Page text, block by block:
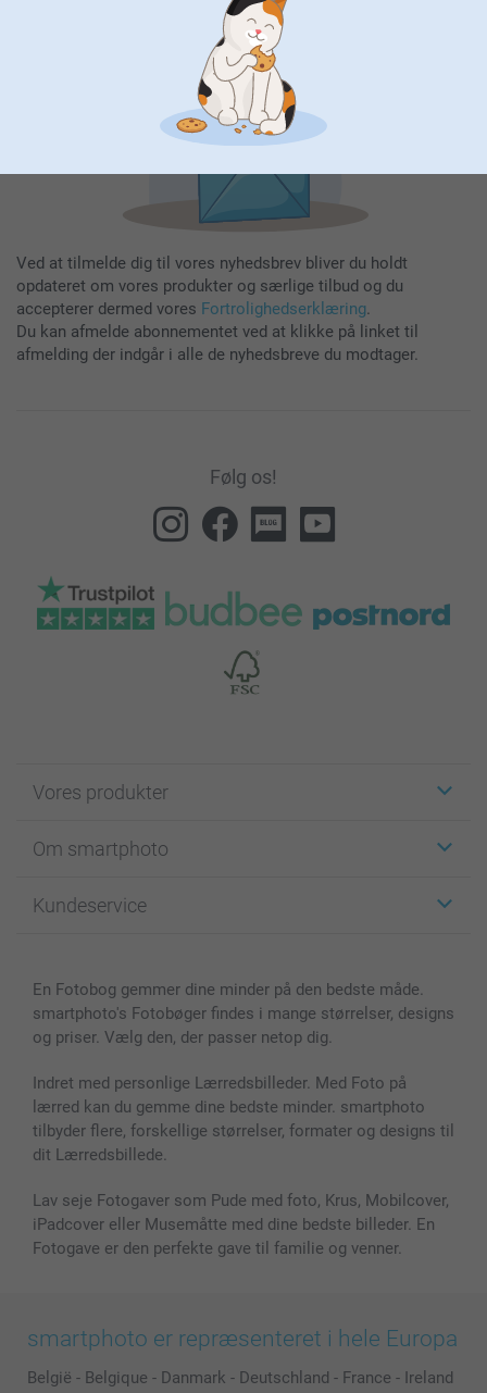
Ved at tilmelde dig til vores nyhedsbrev bliver du holdt
opdateret om vores produkter og særlige tilbud og du
accepterer dermed vores Fortrolighedserklæring.
Du kan afmelde abonnementet ved at klikke på linket til
afmelding der indgår i alle de nyhedsbreve du modtager.
Følg os!
Vores produkter
Fotokort
Fotobøger
Cover til mobil & tablet
MyNameBook
Fotorammer & Tilbehør
Alle fotoprodukter
Om smartphoto
For affiliate
Sitemap
Betingelser og garantier
Kundeservice
smartbonus
Priser & betaling
En Fotobog gemmer dine minder på den bedste måde.
smartphoto's Fotobøger findes i mange størrelser, designs
og priser. Vælg den, der passer netop dig.
Indret med personlige Lærredsbilleder. Med Foto på
lærred kan du gemme dine bedste minder. smartphoto
tilbyder flere, forskellige størrelser, formater og designs til
dit Lærredsbillede.
Lav seje Fotogaver som Pude med foto, Krus, Mobilcover,
iPadcover eller Musemåtte med dine bedste billeder. En
Fotogave er den perfekte gave til familie og venner.
smartphoto er repræsenteret i hele Europa
België - Belgique - Danmark - Deutschland - France - Ireland